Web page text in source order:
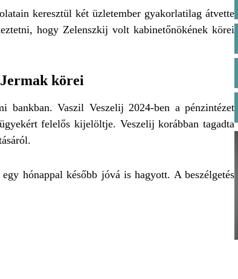
keresztül két üzletember gyakorlatilag átvette
hogy Zelenszkij volt kabinetőnökének körei
körei
bankban. Vaszil Veszelij 2024-ben a pénzintézet
felelős kijelöltje. Veszelij korábban tagadta
hónappal később jóvá is hagyott. A beszélgetés